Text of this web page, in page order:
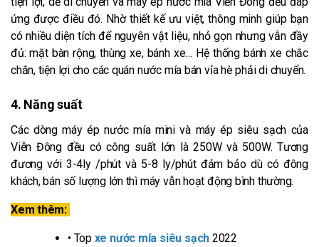
ứng được điều đó. Nhờ thiết kế ưu việt, thông minh giúp bạn
có nhiều diện tích để nguyên vật liệu, nhỏ gọn nhưng vẫn đầy
đủ: mặt bàn rộng, thùng xe, bánh xe… Hệ thống bánh xe chắc
chắn, tiện lợi cho các quán nước mía bán vỉa hè phải di chuyển.
4. Năng suất
Các dòng máy ép nước mía mini và máy ép siêu sạch của
Viễn Đông đều có công suất lớn là 250W và 500W. Tương
đương với 3-4ly /phút và 5-8 ly/phút đảm bảo dù có đông
khách, bán số lượng lớn thì máy vẫn hoạt động bình thường.
Xem thêm:
• Top xe nước mía siêu sạch 2022